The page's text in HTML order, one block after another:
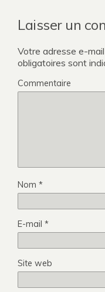
Laisser un
Votre adresse e-
obligatoires sont
Commentaire
Nom *
E-mail *
Site web